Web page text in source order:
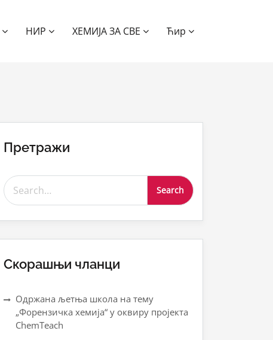
НИР ХЕМИЈА ЗА СВЕ Ћир
Претражи
Search for:
Скорашњи чланци
Одржана љетња школа на тему
„Форензичка хемија“ у оквиру пројекта
ChemTeach